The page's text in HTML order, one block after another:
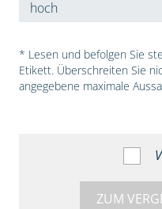
hoch
* Lesen und befolgen Sie
Etikett. Überschreiten Sie
angegebene maximale
ZUM